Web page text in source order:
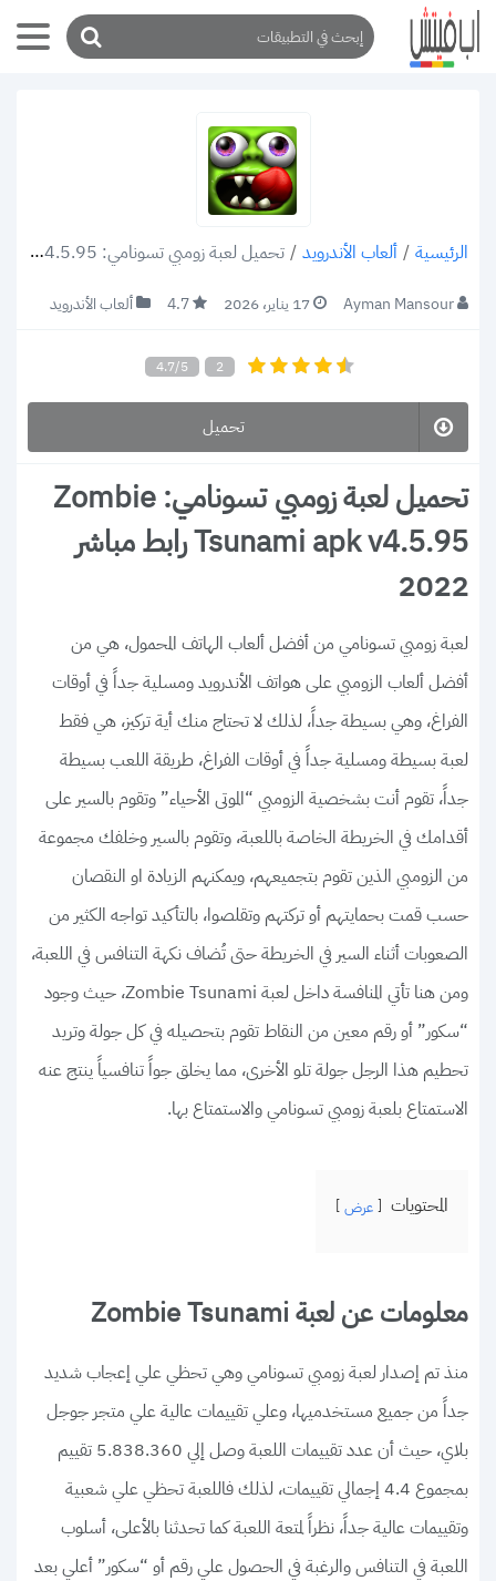
الرئيسية / ألعاب الأندرويد / تحميل لعبة زومبي تسونامي: Zombie Tsunami apk v4.5.95 رابط مباشر 2022
Ayman Mansour 17 يناير، 2026 4.7 ألعاب الأندرويد
4.7/5 2
تحميل
تحميل لعبة زومبي تسونامي: Zombie
Tsunami apk v4.5.95 رابط مباشر
2022
لعبة زومبي تسونامي من أفضل ألعاب الهاتف المحمول، هي من
أفضل ألعاب الزومبي على هواتف الأندرويد ومسلية جداً في أوقات
الفراغ، وهي بسيطة جداً، لذلك لا تحتاج منك أية تركيز، هي فقط
لعبة بسيطة ومسلية جداً في أوقات الفراغ، طريقة اللعب بسيطة
جداً، تقوم أنت بشخصية الزومبي “الموتى الأحياء” وتقوم بالسير على
أقدامك في الخريطة الخاصة باللعبة، وتقوم بالسير وخلفك مجموعة
من الزومبي الذين تقوم بتجميعهم، ويمكنهم الزيادة او النقصان
حسب قمت بحمايتهم أو تركتهم وتقلصوا، بالتأكيد تواجه الكثير من
الصعوبات أثناء السير في الخريطة حتى تُضاف نكهة التنافس في اللعبة،
ومن هنا تأتي المنافسة داخل لعبة Zombie Tsunami، حيث وجود
“سكور” أو رقم معين من النقاط تقوم بتحصيله في كل جولة وتريد
تحطيم هذا الرجل جولة تلو الأخرى، مما يخلق جواً تنافسياً ينتج عنه
الاستمتاع بلعبة زومبي تسونامي والاستمتاع بها.
المحتويات عرض
معلومات عن لعبة Zombie Tsunami
منذ تم إصدار لعبة زومبي تسونامي وهي تحظي علي إعجاب شديد
جداً من جميع مستخدميها، وعلي تقييمات عالية علي متجر جوجل
بلاي، حيث أن عدد تقييمات اللعبة وصل إلي 5.838.360 تقييم
بمجموع 4.4 إجمالي تقييمات، لذلك فاللعبة تحظي علي شعبية
وتقييمات عالية جداً، نظراً لمتعة اللعبة كما تحدثنا بالأعلى، أسلوب
اللعبة في التنافس والرغبة في الحصول علي رقم أو “سكور” أعلي بعد